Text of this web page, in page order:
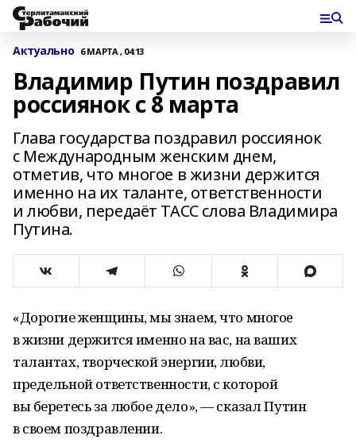
Актуально 6 МАРТА , 04:13
Владимир Путин поздравил
россиянок с 8 марта
Глава государства поздравил россиянок
с Международным женским днем,
отметив, что многое в жизни держится
именно на их таланте, ответственности
и любви, передаёт ТАСС слова Владимира
Путина.
«Дорогие женщины, мы знаем, что многоe
в жизни держится именно на вас, на ваших
талантах, творческой энергии, любви,
предельной ответственности, с которой
вы беретесь за любое дело», — сказал Путин
в своем поздравлении.